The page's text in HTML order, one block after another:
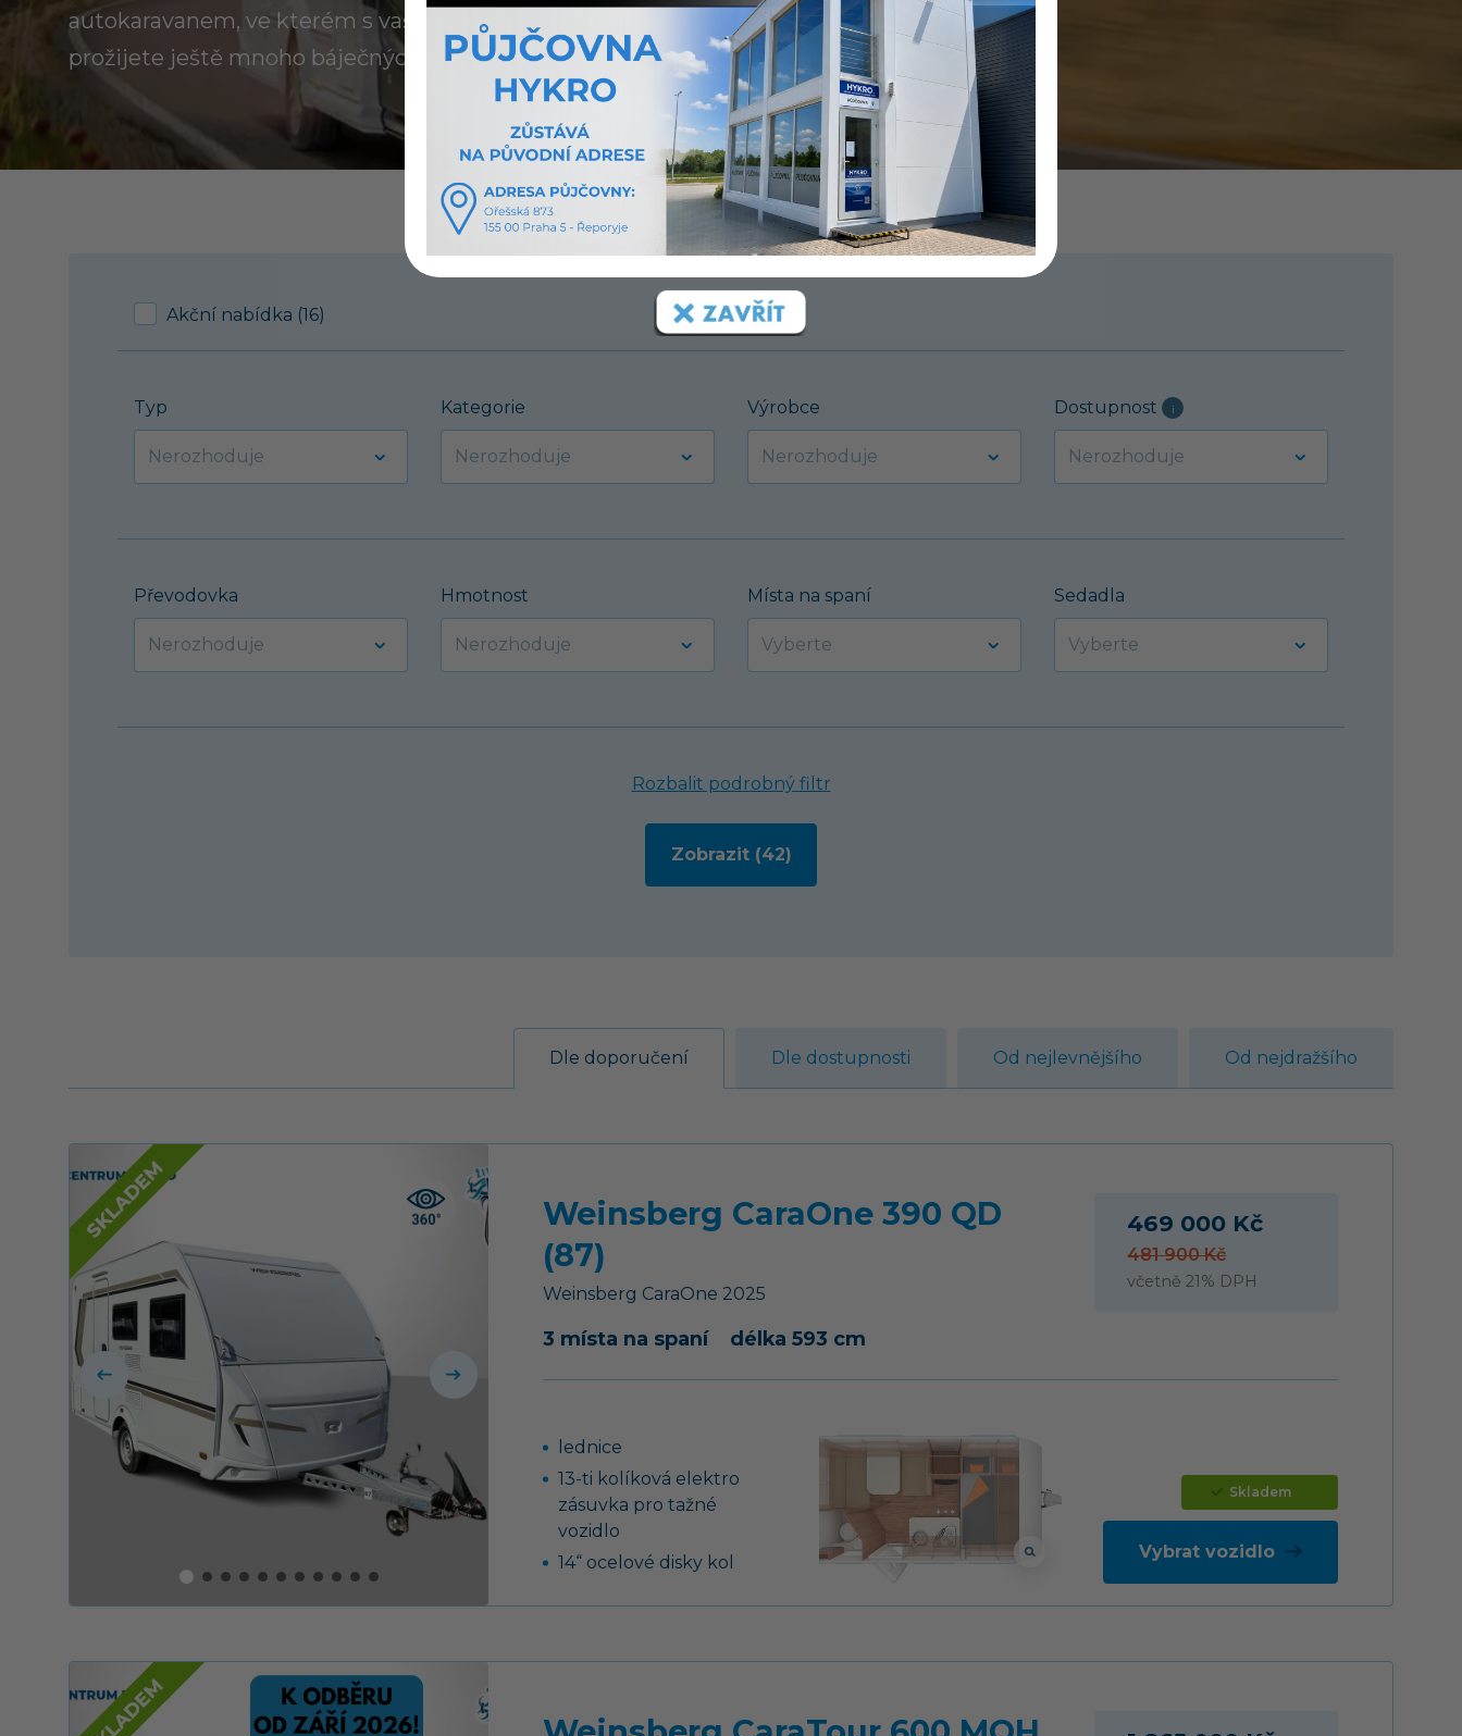
autokaravanem, ve kterém s vaší rodinou
prožijete ještě mnoho báječných dovolených.
Akční nabídka (16)
Typ Kategorie Výrobce Dostupnost i
Převodovka Hmotnost Místa na spaní Sedadla
Rozbalit podrobný filtr
Dle doporučení Dle dostupnosti Od nejlevnějšího Od nejdražšího
Weinsberg CaraOne 390 QD
(87)
Weinsberg CaraOne 2025
3 místa na spaní délka 593 cm
469 000 Kč
481 900 Kč
včetně 21% DPH
lednice
13-ti kolíková elektro
zásuvka pro tažné
vozidlo
14“ ocelové disky kol
Skladem
Vybrat vozidlo